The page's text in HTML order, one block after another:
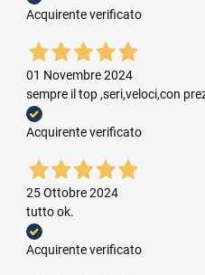
Acquirente verificato
01 Novembre 2024
sempre il top ,seri,veloci,con
Acquirente verificato
25 Ottobre 2024
tutto ok.
Acquirente verificato